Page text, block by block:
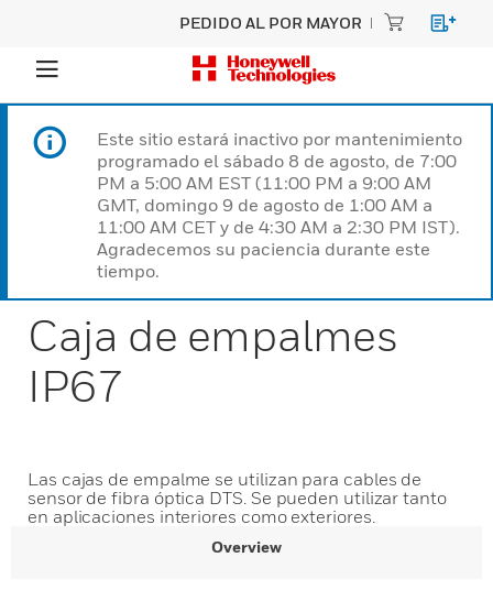
PEDIDO AL POR MAYOR
Este sitio estará inactivo por mantenimiento
programado el sábado 8 de agosto, de 7:00
PM a 5:00 AM EST (11:00 PM a 9:00 AM
GMT, domingo 9 de agosto de 1:00 AM a
11:00 AM CET y de 4:30 AM a 2:30 PM IST).
Agradecemos su paciencia durante este
tiempo.
Caja de empalmes
IP67
Las cajas de empalme se utilizan para cables de
sensor de fibra óptica DTS. Se pueden utilizar tanto
en aplicaciones interiores como exteriores.
Overview